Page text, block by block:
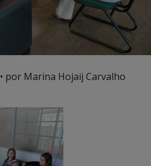
• por Marina Hojaij Carvalho